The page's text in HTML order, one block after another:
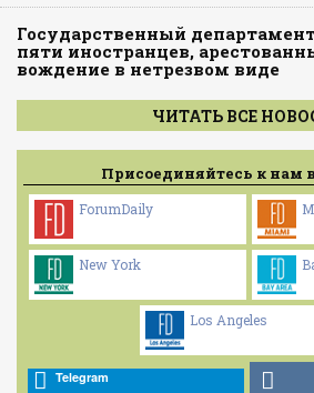
Государственный
пяти иностранцев,
вождение в нетрезвом виде
ЧИТАТЬ ВСЕ
Присоединяйтесь к нам
ForumDaily
New York
Los Angeles
Telegram